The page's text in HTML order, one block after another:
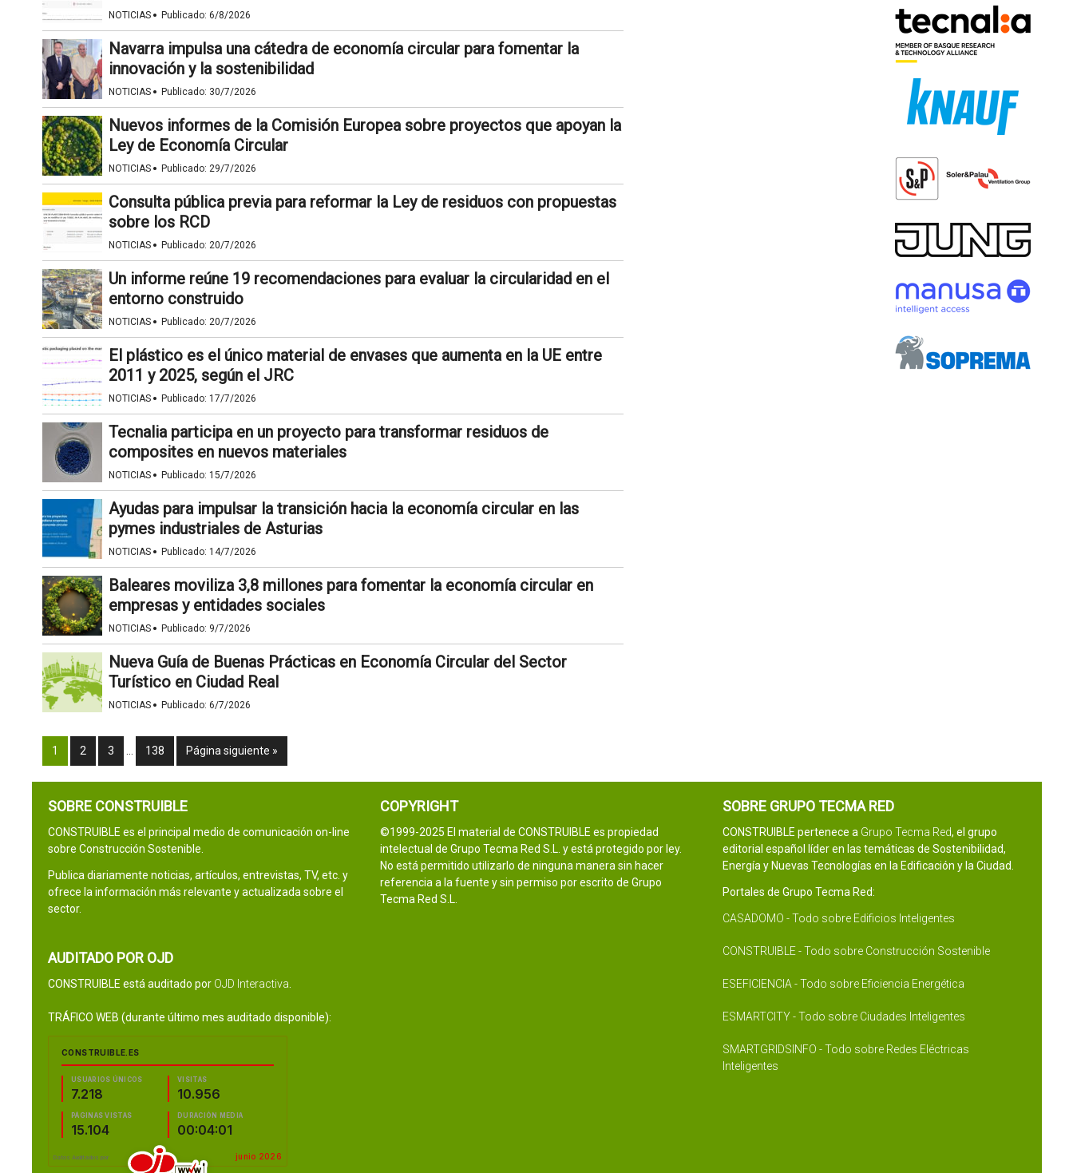
NOTICIAS · Publicado: 6/8/2026
Navarra impulsa una cátedra de economía circular para fomentar la
innovación y la sostenibilidad
NOTICIAS · Publicado: 30/7/2026
Nuevos informes de la Comisión Europea sobre proyectos que apoyan la
Ley de Economía Circular
NOTICIAS · Publicado: 29/7/2026
Consulta pública previa para reformar la Ley de residuos con propuestas
sobre los RCD
NOTICIAS · Publicado: 20/7/2026
Un informe reúne 19 recomendaciones para evaluar la circularidad en el
entorno construido
NOTICIAS · Publicado: 20/7/2026
El plástico es el único material de envases que aumenta en la UE entre
2011 y 2025, según el JRC
NOTICIAS · Publicado: 17/7/2026
Tecnalia participa en un proyecto para transformar residuos de
composites en nuevos materiales
NOTICIAS · Publicado: 15/7/2026
Ayudas para impulsar la transición hacia la economía circular en las
pymes industriales de Asturias
NOTICIAS · Publicado: 14/7/2026
Baleares moviliza 3,8 millones para fomentar la economía circular en
empresas y entidades sociales
NOTICIAS · Publicado: 9/7/2026
Nueva Guía de Buenas Prácticas en Economía Circular del Sector
Turístico en Ciudad Real
NOTICIAS · Publicado: 6/7/2026
1 2 3 138 Página siguiente »
SOBRE CONSTRUIBLE
CONSTRUIBLE es el principal medio de comunicación on-line
sobre Construcción Sostenible.
Publica diariamente noticias, artículos, entrevistas, TV, etc. y
ofrece la información más relevante y actualizada sobre el
sector.
AUDITADO POR OJD
CONSTRUIBLE está auditado por OJD Interactiva
TRÁFICO WEB (durante último mes auditado disponible):
COPYRIGHT
©1999-2025 El material de CONSTRUIBLE es propiedad
intelectual de Grupo Tecma Red S.L. y está protegido por ley.
No está permitido utilizarlo de ninguna manera sin hacer
referencia a la fuente y sin permiso por escrito de Grupo
Tecma Red S.L.
SOBRE GRUPO TECMA RED
CONSTRUIBLE pertenece a Grupo Tecma Red, el grupo
editorial español líder en las temáticas de Sostenibilidad,
Energía y Nuevas Tecnologías en la Edificación y la Ciudad.
Portales de Grupo Tecma Red:
CASADOMO - Todo sobre Edificios Inteligentes
CONSTRUIBLE - Todo sobre Construcción Sostenible
ESEFICIENCIA - Todo sobre Eficiencia Energética
ESMARTCITY - Todo sobre Ciudades Inteligentes
SMARTGRIDSINFO - Todo sobre Redes Eléctricas
Inteligentes